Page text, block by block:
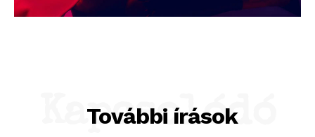
További írások
Kapcsolódó